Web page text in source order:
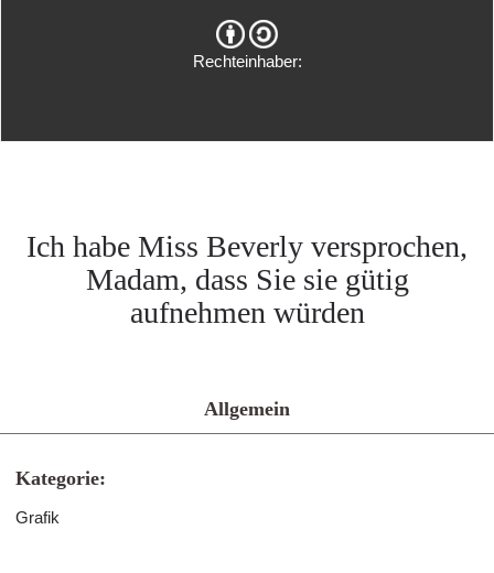
Rechteinhaber:
Ich habe Miss Beverly versprochen,
Madam, dass Sie sie gütig
aufnehmen würden
Allgemein
Kategorie:
Grafik